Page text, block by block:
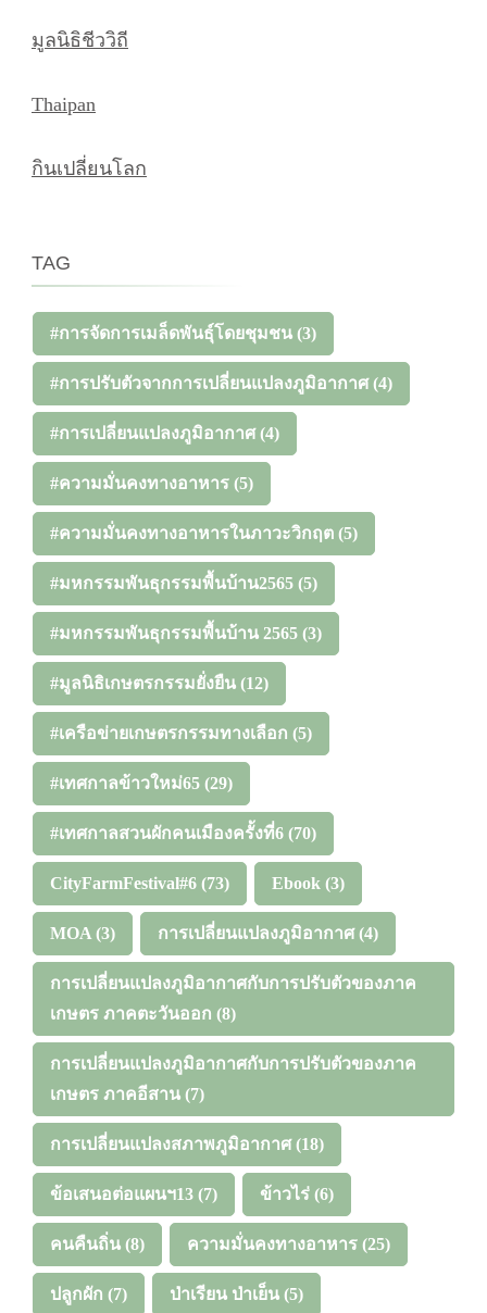
มูลนิธิชีววิถี
Thaipan
กินเปลี่ยนโลก
TAG
#การจัดการเมล็ดพันธุ์โดยชุมชน (3)
#การปรับตัวจากการเปลี่ยนแปลงภูมิอากาศ(4)
#การเปลี่ยนแปลงภูมิอากาศ(4)
#ความมั่นคงทางอาหาร (5)
#ความมั่นคงทางอาหารในภาวะวิกฤต (5)
#มหกรรมพันธุกรรมพื้นบ้าน2565 (5)
#มหกรรมพันธุกรรมพื้นบ้าน 2565 (3)
#มูลนิธิเกษตรกรรมยั่งยืน (12)
#เครือข่ายเกษตรกรรมทางเลือก (5)
#เทศกาลข้าวใหม่65 (29)
#เทศกาลสวนผักคนเมืองครั้งที่6 (70)
CityFarmFestival#6 (73) Ebook (3)
MOA (3) การเปลี่ยนแปลงภูมิอากาศ(4)
การเปลี่ยนแปลงภูมิอากาศกับการปรับตัวของภาค
เกษตร ภาคตะวันออก (8)
การเปลี่ยนแปลงภูมิอากาศกับการปรับตัวของภาค
เกษตร ภาคอีสาน (7)
การเปลี่ยนแปลงสภาพภูมิอากาศ(18)
ข้อเสนอต่อแผนฯ13 (7) ข้าวไร่ (6)
คนคืนถิ่น (8) ความมั่นคงทางอาหาร (25)
ปลูกผัก (7) ป่าเรียน ป่าเย็น (5)